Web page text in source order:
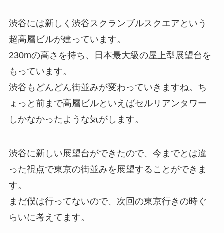
渋谷には新しく渋谷スクランブルスクエアという
超高層ビルが建っています。
230mの高さを持ち、日本最大級の屋上型展望台を
もっています。
渋谷もどんどん街並みが変わっていきますね。ち
ょっと前まで高層ビルといえばセルリアンタワー
しかなかったような気がします。
渋谷に新しい展望台ができたので、今までとは違
った視点で東京の街並みを展望することができま
す。
まだ僕は行ってないので、次回の東京行きの時ぐ
らいに考えてます。